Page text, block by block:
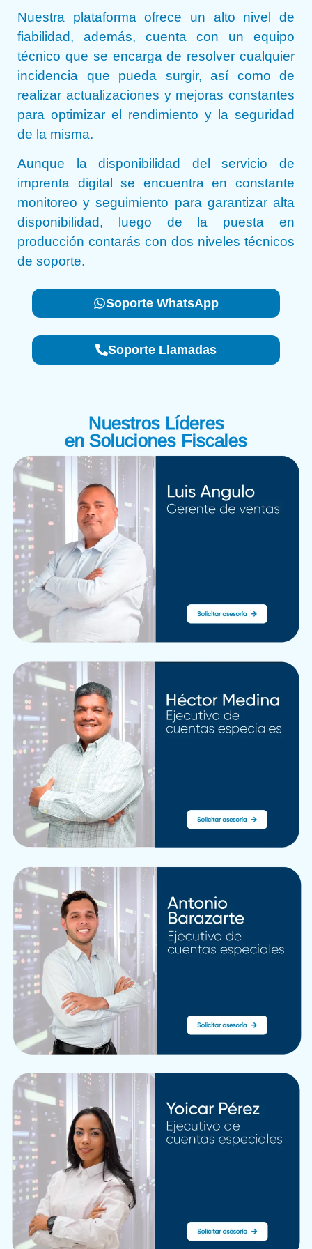
Nuestra plataforma ofrece un alto nivel de
fiabilidad, además, cuenta con un equipo
técnico que se encarga de resolver cualquier
incidencia que pueda surgir, así como de
realizar actualizaciones y mejoras constantes
para optimizar el rendimiento y la seguridad
de la misma.
Aunque la disponibilidad del servicio de
imprenta digital se encuentra en constante
monitoreo y seguimiento para garantizar alta
disponibilidad, luego de la puesta en
producción contarás con dos niveles técnicos
de soporte.
Soporte WhatsApp
Soporte Llamadas
Nuestros Líderes
en Soluciones Fiscales